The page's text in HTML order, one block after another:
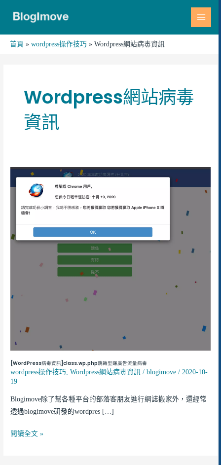
首頁 wordpress操作技巧 Wordpress網站病毒資訊
Wordpress網站病毒
資訊
[WordPress病毒資訊]class.wp.php跳轉型賺廣告流量病毒
wordpress操作技巧 ,Wordpress網站病毒資訊 /blogimove/ 2020-10-
19
Blogimove除了幫各種平台的部落客朋友進行網誌搬家外，還經常
透過blogimove研發的wordpres […]
[WordPress
病
跳
告
毒
閱讀全文 »